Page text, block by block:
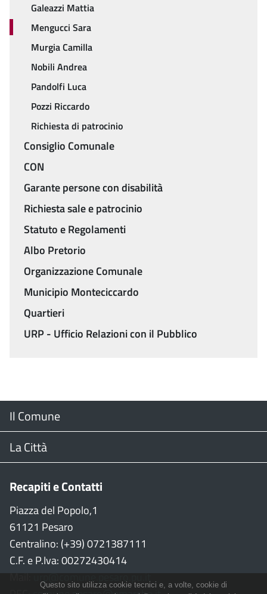
Galeazzi Mattia
Mengucci Sara
Murgia Camilla
Nobili Andrea
Pandolfi Luca
Pozzi Riccardo
Richiesta di patrocinio
Consiglio Comunale
CON
Garante persone con disabilità
Richiesta sale e patrocinio
Statuto e Regolamenti
Albo Pretorio
Organizzazione Comunale
Municipio Monteciccardo
Quartieri
URP - Ufficio Relazioni con il Pubblico
Menu
Footer
Il Comune
Il Sindaco
Consiglio Comunale
CON
Garante persone con disabilità
La Città
Stradario
WiFi
Città della Musica
Recapiti e Contatti
Piazza del Popolo,1
61121 Pesaro
Centralino: (+39) 0721387111
C.F. e P.Iva: 00272430414
Mail:urp@comune.pesaro.pu.it
Questo sito utilizza cookie tecnici e, a volte, cookie di